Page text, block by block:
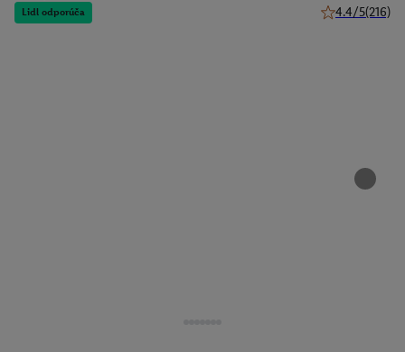
Lidl odporúča 4.4/5(216)